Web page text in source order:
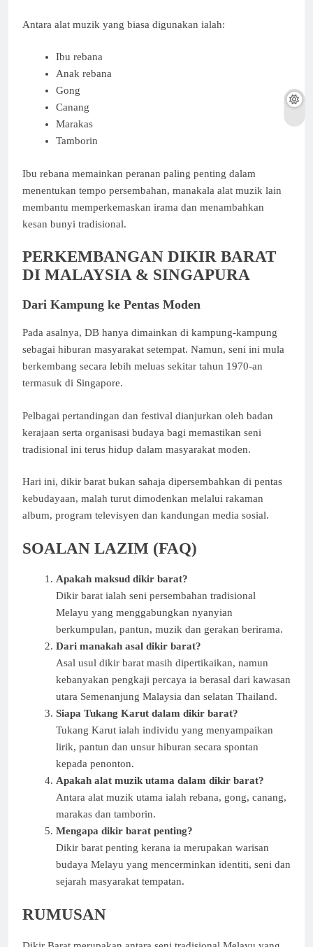
Antara alat muzik yang biasa digunakan ialah:
Ibu rebana
Anak rebana
Gong
Canang
Marakas
Tamborin
Ibu rebana memainkan peranan paling penting dalam
menentukan tempo persembahan, manakala alat muzik lain
membantu memperkemaskan irama dan menambahkan
kesan bunyi tradisional.
PERKEMBANGAN DIKIR BARAT
DI MALAYSIA & SINGAPURA
Dari Kampung ke Pentas Moden
Pada asalnya, DB hanya dimainkan di kampung-kampung
sebagai hiburan masyarakat setempat. Namun, seni ini mula
berkembang secara lebih meluas sekitar tahun 1970-an
termasuk di Singapore.
Pelbagai pertandingan dan festival dianjurkan oleh badan
kerajaan serta organisasi budaya bagi memastikan seni
tradisional ini terus hidup dalam masyarakat moden.
Hari ini, dikir barat bukan sahaja dipersembahkan di pentas
kebudayaan, malah turut dimodenkan melalui rakaman
album, program televisyen dan kandungan media sosial.
SOALAN LAZIM (FAQ)
Apakah maksud dikir barat?
Dikir barat ialah seni persembahan tradisional
Melayu yang menggabungkan nyanyian
berkumpulan, pantun, muzik dan gerakan berirama.
Dari manakah asal dikir barat?
Asal usul dikir barat masih dipertikaikan, namun
kebanyakan pengkaji percaya ia berasal dari kawasan
utara Semenanjung Malaysia dan selatan Thailand.
Siapa Tukang Karut dalam dikir barat?
Tukang Karut ialah individu yang menyampaikan
lirik, pantun dan unsur hiburan secara spontan
kepada penonton.
Apakah alat muzik utama dalam dikir barat?
Antara alat muzik utama ialah rebana, gong, canang,
marakas dan tamborin.
Mengapa dikir barat penting?
Dikir barat penting kerana ia merupakan warisan
budaya Melayu yang mencerminkan identiti, seni dan
sejarah masyarakat tempatan.
RUMUSAN